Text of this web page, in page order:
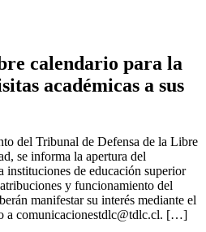
calendario para la
académicas a sus
del Tribunal de Defensa de la Libre
se informa la apertura del
instituciones de educación superior
y funcionamiento del
manifestar su interés mediante el
a comunicacionestdlc@tdlc.cl. […]